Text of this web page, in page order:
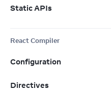
Static APIs
React Compiler
Configuration
Directives